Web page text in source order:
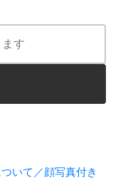
いて／顔写真付き